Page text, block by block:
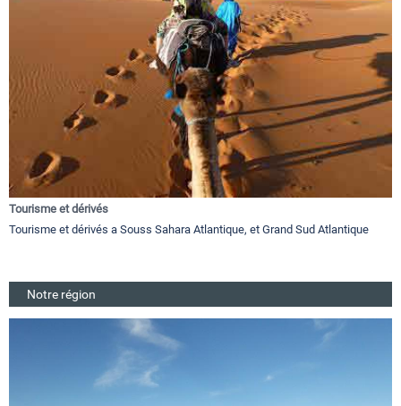
Tourisme et dérivés
Tourisme et dérivés a Souss Sahara Atlantique, et Grand Sud Atlantique
Notre région